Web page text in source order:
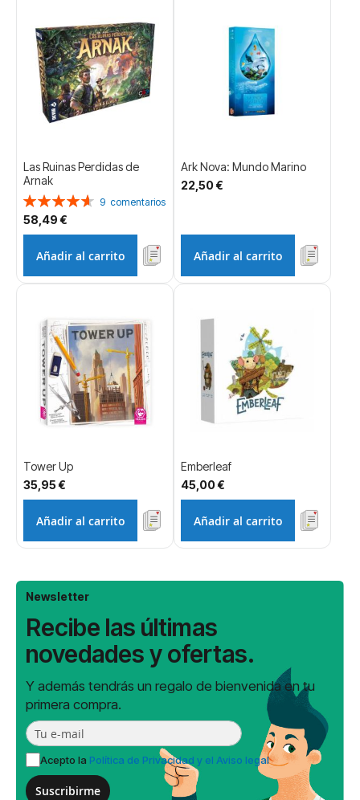
Las Ruinas Perdidas de
Arnak
Valoración:
93%
9 comentarios
58,49 €
Añadir al carrito
Ark Nova: Mundo Marino
22,50 €
Añadir al carrito
Tower Up
35,95 €
Añadir al carrito
Emberleaf
45,00 €
Añadir al carrito
Newsletter
Recibe las últimas
novedades y ofertas.
Y además tendrás un regalo de bienvenida en tu
primera compra.
Acepto la Política de Privacidad y el Aviso legal
Suscribirme